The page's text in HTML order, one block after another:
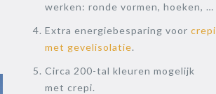
werken: ronde vormen, hoeken, …
Extra energiebesparing voor crepi
met gevelisolatie.
Circa 200-tal kleuren mogelijk
met crepi.